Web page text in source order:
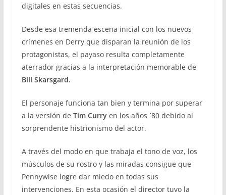
digitales en estas secuencias.
Desde esa tremenda escena inicial con los nuevos
crímenes en Derry que disparan la reunión de los
protagonistas, el payaso resulta completamente
aterrador gracias a la interpretación memorable de
Bill Skarsgard.
El personaje funciona tan bien y termina por superar
a la versión de Tim Curry en los años ´80 debido al
sorprendente histrionismo del actor.
A través del modo en que trabaja el tono de voz, los
músculos de su rostro y las miradas consigue que
Pennywise logre dar miedo en todas sus
intervenciones. En esta ocasión el director tuvo la